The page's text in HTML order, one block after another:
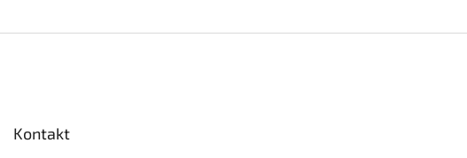
Kontakt